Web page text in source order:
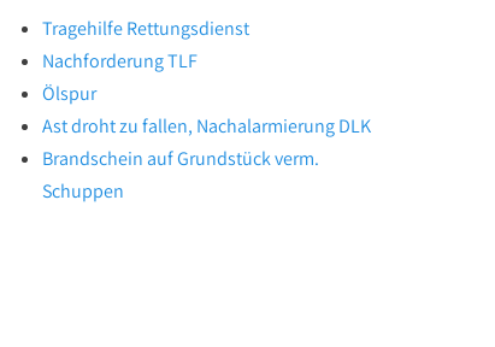
Tragehilfe Rettungsdienst
Nachforderung TLF
Ölspur
Ast droht zu fallen, Nachalarmierung DLK
Brandschein auf Grundstück verm.
Schuppen